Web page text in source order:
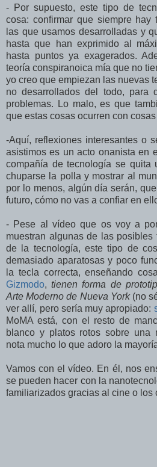
- Por supuesto, este tipo de
cosa: confirmar que siempre hay
las que usamos desarrolladas y
hasta que han exprimido al
hasta puntos ya exagerados.
teoría conspiranoica mía que no
yo creo que empiezan las nuevas
no desarrollados del todo, para
problemas. Lo malo, es que
que estas cosas ocurren con
-Aquí, reflexiones interesantes o
asistimos es un acto onanista en
compañía de tecnología se quita
chuparse la polla y mostrar al
por lo menos, algún día serán,
futuro, cómo no vas a confiar en
- Pese al vídeo que os voy a
muestran algunas de las
de la tecnología, este tipo de
demasiado aparatosas y poco
la tecla correcta, enseñando
Gizmodo,tienen forma de
Arte Moderno de Nueva York(no
ver allí, pero sería muy apropiado:
MoMA está, con el resto de
blanco y platos rotos sobre una
nota mucho lo que adoro la
Vamos con el vídeo. En él, nos
se pueden hacer con la
familiarizados gracias al cine o los